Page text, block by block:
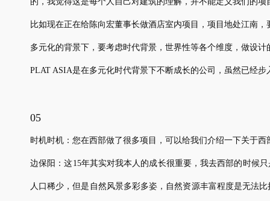
比如现在正在给陈向宏董事长做酒店室内项目，项目地处江南
多元化的背景下，要考虑时代背景，世界性等各个维度，做设
PLAT ASIA是在多元化时代背景下不断成长的公司，虽然已经
05
时机时机：您在西部做了很多项目，可以给我们介绍一下关于西
边保阳：这15年其实对我本人的成长很重要，我去西部的时候
人口稀少，但是自然风景多彩多姿，自然资源丰富程度是无